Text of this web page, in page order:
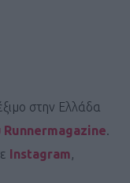
στην Ελλάδα
.
Instagram,